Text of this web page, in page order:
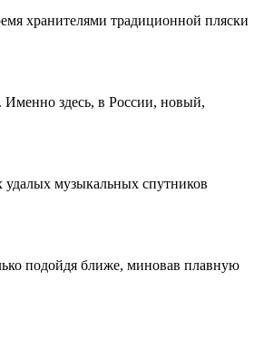
хранителями традиционной пляски
здесь, в России, новый,
удалых музыкальных спутников
подойдя ближе, миновав плавную